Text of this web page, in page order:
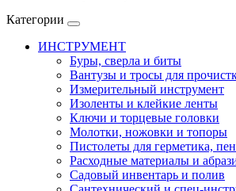
Категории
ИНСТРУМЕНТ
Буры, сверла и биты
Вантузы и тросы для
Измерительный инструмент
Изоленты и клейкие ленты
Ключи и торцевые головки
Молотки, ножовки и топоры
Пистолеты для герметика,
Расходные материалы и
Садовый инвентарь и полив